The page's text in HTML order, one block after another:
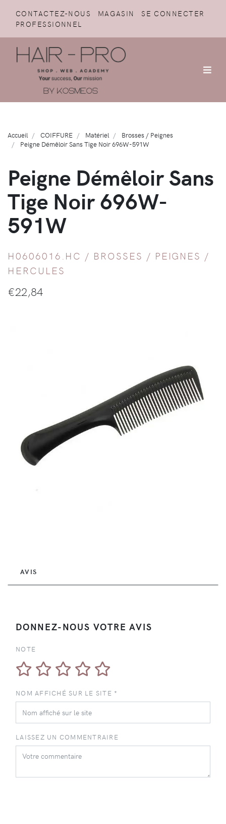
CONTACTEZ-NOUS MAGASIN
SE CONNECTER
PROFESSIONNEL
Accueil COIFFURE Matériel
Brosses / Peignes
Peigne Démêloir Sans Tige Noir 696W-591W
Peigne Démêloir Sans
Tige Noir 696W-
591W
H0606016.HC / BROSSES / PEIGNES /
HERCULES
€22,84
AVIS
DONNEZ-NOUS VOTRE AVIS
NOTE
NOM AFFICHÉ SUR LE SITE *
LAISSEZ UN COMMENTRAIRE